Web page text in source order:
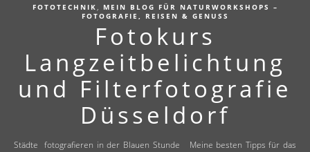
FOTOTECHNIK , MEIN BLOG FÜR NATURWORKSHOPS –
FOTOGRAFIE, REISEN & GENUSS
Fotokurs
Langzeitbelichtung
und Filterfotografie
Düsseldorf
Städte fotografieren in der Blauen Stunde Meine besten Tipps für das